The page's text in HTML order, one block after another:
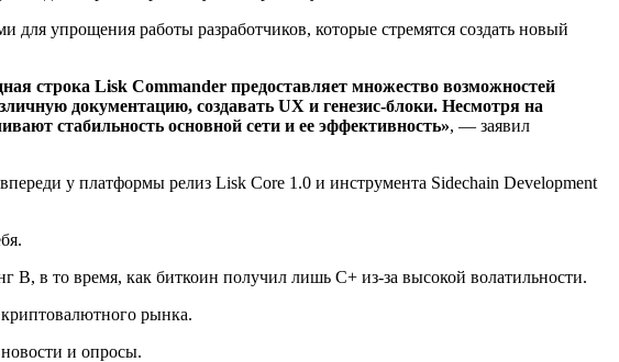
для упрощения работы разработчиков, которые стремятся создать новый
строка Lisk Commander предоставляет множество возможностей
документацию, создавать UX и генезис-блоки. Несмотря на
стабильность основной сети и ее эффективность», — заявил
у платформы релиз Lisk Core 1.0 и инструмента Sidechain Development
в то время, как биткоин получил лишь C+ из-за высокой волатильности.
рынка.
и опросы.